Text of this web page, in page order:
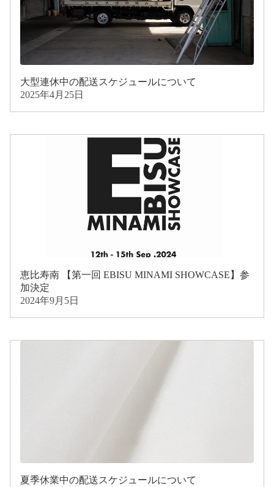
大型連休中の配送スケジュールについて
2025年4月25日
恵比寿南 【第一回 EBISU MINAMI SHOWCASE】参
加決定
2024年9月5日
夏季休業中の配送スケジュールについて